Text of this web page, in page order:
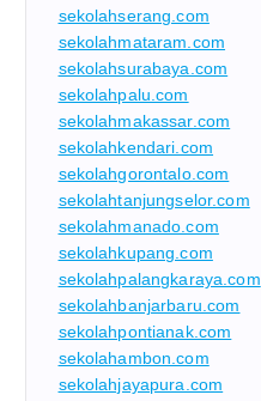
sekolahserang.com
sekolahmataram.com
sekolahsurabaya.com
sekolahpalu.com
sekolahmakassar.com
sekolahkendari.com
sekolahgorontalo.com
sekolahtanjungselor.com
sekolahmanado.com
sekolahkupang.com
sekolahpalangkaraya.com
sekolahbanjarbaru.com
sekolahpontianak.com
sekolahambon.com
sekolahjayapura.com